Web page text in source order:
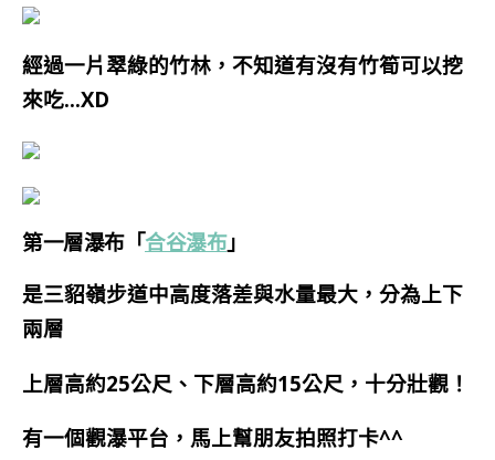
經過一片翠綠的竹林，不知道有沒有竹筍可以挖
來吃…XD
第一層瀑布「合谷瀑布」
是三貂嶺步道中高度落差與水量最大 ， 分為上下
兩層
上層高約25公尺、下層高約15公尺，十分壯觀！
有一個觀瀑平台，馬上幫朋友拍照打卡^^